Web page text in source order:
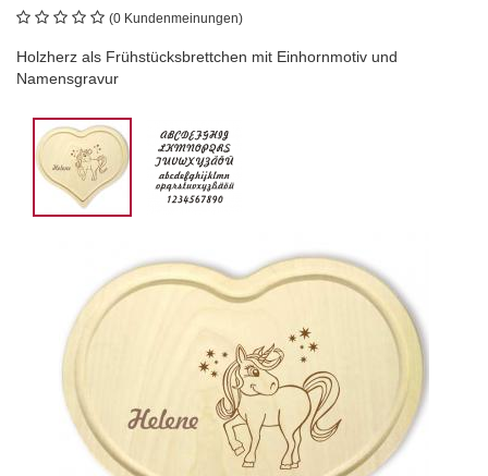
(0 Kundenmeinungen)
Holzherz als Frühstücksbrettchen mit Einhornmotiv und
Namensgravur